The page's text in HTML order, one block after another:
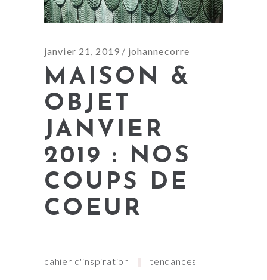
janvier 21, 2019 johannecorre
MAISON &
OBJET
JANVIER
2019 : NOS
COUPS DE
COEUR
cahier d'inspiration tendances